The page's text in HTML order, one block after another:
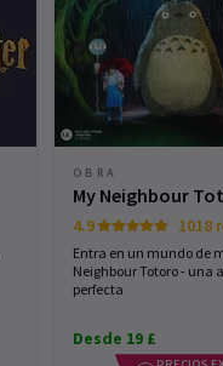
OBRA
My Neighbour
4.9 1018
Entra en un mundo de
Neighbour Totoro -
perfecta
Desde 19 £